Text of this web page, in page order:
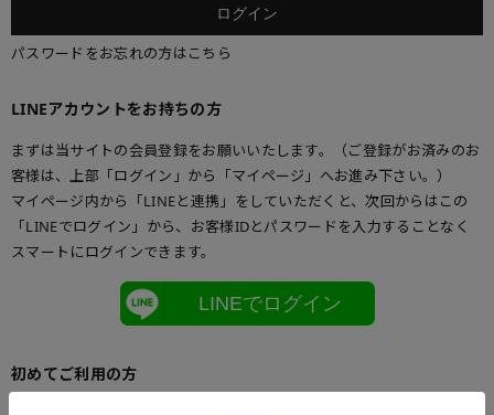
パスワードをお忘れの方はこちら
LINEアカウントをお持ちの方
まずは当サイトの会員登録をお願いいたします。（ご登録がお済みのお
客様は、上部「ログイン」から「マイページ」へお進み下さい。）
マイページ内から「LINEと連携」をしていただくと、次回からはこの
「LINEでログイン」から、お客様IDとパスワードを入力することなく
スマートにログインできます。
LINEでログイン
初めてご利用の方